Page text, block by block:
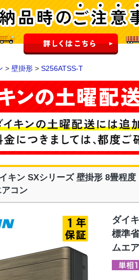
> 壁掛形 > S256ATSS-T
キン SXシリーズ 壁掛形 8畳程
コン
ダイ
標準
ムエ